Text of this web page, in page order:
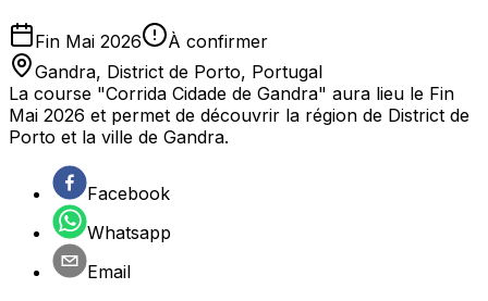
Fin Mai 2026
À confirmer
Gandra, District de Porto, Portugal
La course "Corrida Cidade de Gandra" aura lieu le Fin
Mai 2026 et permet de découvrir la région de District de
Porto et la ville de Gandra.
Facebook
Whatsapp
Email